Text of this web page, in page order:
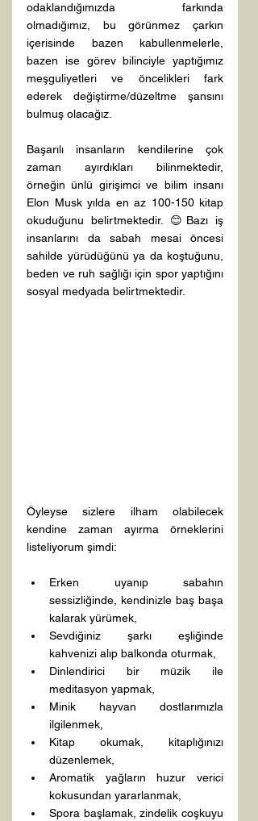
odaklandığımızda farkında
olmadığımız, bu görünmez çarkın
içerisinde bazen kabullenmelerle,
bazen ise görev bilinciyle yaptığımız
meşguliyetleri ve öncelikleri fark
ederek değiştirme/düzeltme şansını
bulmuş olacağız.
Başarılı insanların kendilerine çok
zaman ayırdıkları bilinmektedir,
örneğin ünlü girişimci ve bilim insanı
Elon Musk yılda en az 100-150 kitap
okuduğunu belirtmektedir. 😊Bazı iş
insanlarını da sabah mesai öncesi
sahilde yürüdüğünü ya da koştuğunu,
beden ve ruh sağlığı için spor yaptığını
sosyal medyada belirtmektedir.
Öyleyse sizlere ilham olabilecek
kendine zaman ayırma örneklerini
Erken uyanıp sabahın
sessizliğinde, kendinizle baş başa
kalarak yürümek,
Sevdiğiniz şarkı eşliğinde
kahvenizi alıp balkonda oturmak,
Dinlendirici bir müzik ile
meditasyon yapmak,
Minik hayvan dostlarımızla
ilgilenmek,
Kitap okumak, kitaplığınızı
düzenlemek,
Aromatik yağların huzur verici
kokusundan yararlanmak,
Spora başlamak, zindelik coşkuyu